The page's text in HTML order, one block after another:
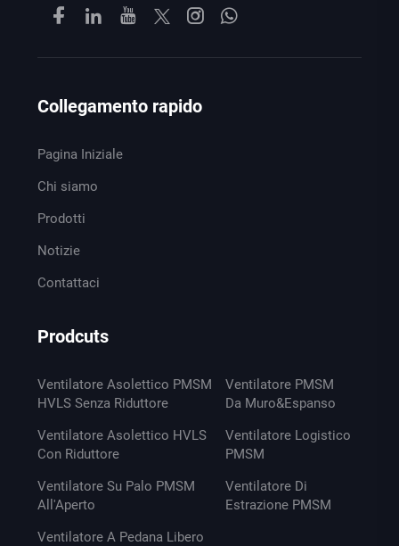
Collegamento rapido
Pagina Iniziale
Chi siamo
Prodotti
Notizie
Contattaci
Prodcuts
Ventilatore Asolettico PMSM
HVLS Senza Riduttore
Ventilatore Asolettico HVLS
Con Riduttore
Ventilatore Su Palo PMSM
All'Aperto
Ventilatore A Pedana Libero
Ventilatore PMSM
Da Muro&Espanso
Ventilatore Logistico
PMSM
Ventilatore Di
Estrazione PMSM